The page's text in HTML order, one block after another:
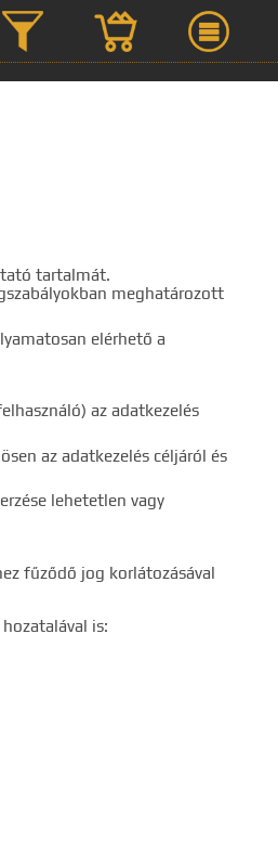
tartalmát.
meghatározott
elérhető a
az adatkezelés
az adatkezelés céljáról és
lehetetlen vagy
fűződő jog korlátozásával
is: